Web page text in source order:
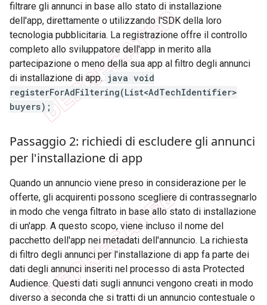
filtrare gli annunci in base allo stato di installazione
dell'app, direttamente o utilizzando l'SDK della loro
tecnologia pubblicitaria. La registrazione offre il controllo
completo allo sviluppatore dell'app in merito alla
partecipazione o meno della sua app al filtro degli annunci
di installazione di app. java void
registerForAdFiltering(List<AdTechIdentifier>
buyers);
Passaggio 2: richiedi di escludere gli annunci
per l'installazione di app
Quando un annuncio viene preso in considerazione per le
offerte, gli acquirenti possono scegliere di contrassegnarlo
in modo che venga filtrato in base allo stato di installazione
di un'app. A questo scopo, viene incluso il nome del
pacchetto dell'app nei metadati dell'annuncio. La richiesta
di filtro degli annunci per l'installazione di app fa parte dei
dati degli annunci inseriti nel processo di asta Protected
Audience. Questi dati sugli annunci vengono creati in modo
diverso a seconda che si tratti di un annuncio contestuale o